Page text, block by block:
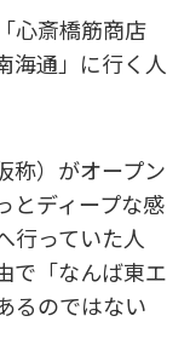
心斎橋筋商店
海通」に行く人
称）がオープン
とディープな感
行っていた人
で「なんば東エ
るのではない